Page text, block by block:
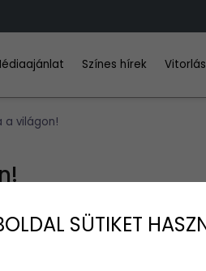
Színes hírek
a világon!
SÜTIKET